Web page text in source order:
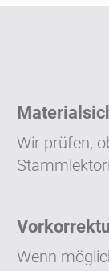
Wir prüfen,
Wenn